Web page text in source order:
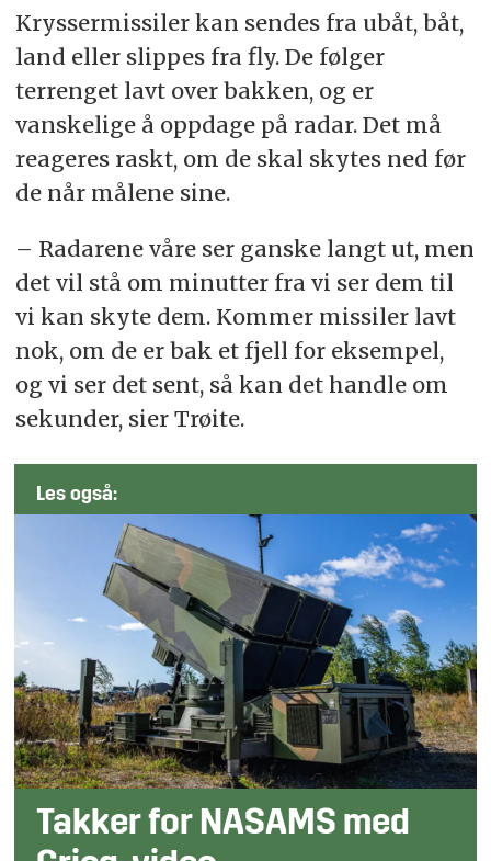
Kryssermissiler kan sendes fra ubåt, båt,
land eller slippes fra fly. De følger
terrenget lavt over bakken, og er
vanskelige å oppdage på radar. Det må
reageres raskt, om de skal skytes ned før
de når målene sine.
– Radarene våre ser ganske langt ut, men
det vil stå om minutter fra vi ser dem til
vi kan skyte dem. Kommer missiler lavt
nok, om de er bak et fjell for eksempel,
og vi ser det sent, så kan det handle om
sekunder, sier Trøite.
Les også:
Takker for NASAMS med